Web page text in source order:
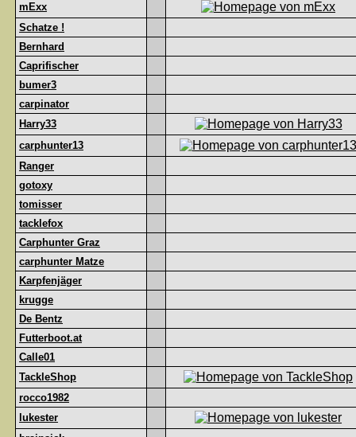
mExx
Schatze !
Bernhard
Caprifischer
bumer3
carpinator
Harry33
carphunter13
Ranger
gotoxy
tomisser
tacklefox
Carphunter Graz
carphunter Matze
Karpfenjäger
krugge
De Bentz
Futterboot.at
Calle01
TackleShop
rocco1982
lukester